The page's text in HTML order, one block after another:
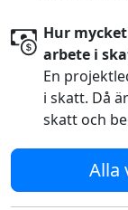
Hur
arbete i
En
i skatt. Då
skatt och
Alla